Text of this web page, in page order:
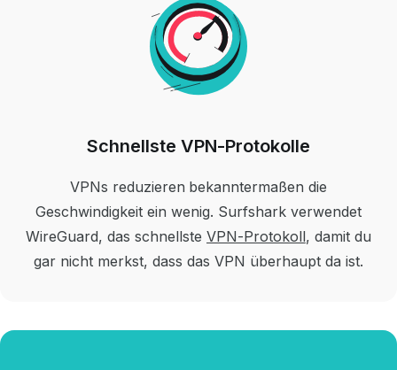
Schnellste VPN-Protokolle
VPNs reduzieren bekanntermaßen die
Geschwindigkeit ein wenig. Surfshark verwendet
WireGuard, das schnellste VPN-Protokoll, damit du
gar nicht merkst, dass das VPN überhaupt da ist.